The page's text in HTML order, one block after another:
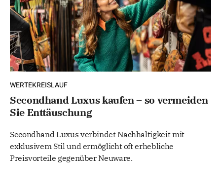
WERTEKREISLAUF
Secondhand Luxus kaufen – so vermeiden
Sie Enttäuschung
Secondhand Luxus verbindet Nachhaltigkeit mit
exklusivem Stil und ermöglicht oft erhebliche
Preisvorteile gegenüber Neuware.